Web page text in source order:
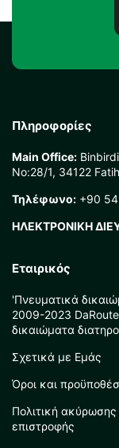
Πληροφορίες
Main Office:
No:28/1, 34122
Τηλέφωνο: +90
ΗΛΕΚΤΡΟΝΙΚΗ
Εταιρικός
'Πνευματικά
2009-2023
δικαιώματα
Σχετικά με Εμάς
Όροι και
Πολιτική ακύρωσης
επιστροφής